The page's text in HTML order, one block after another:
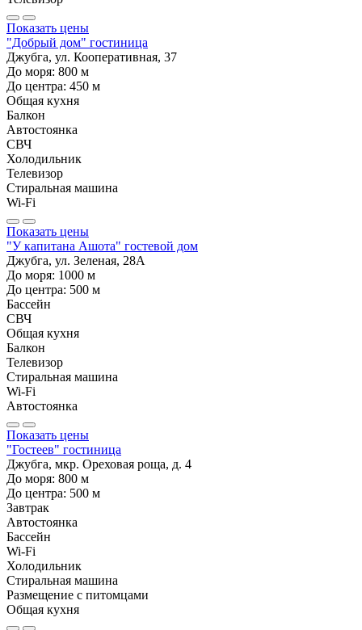
Показать цены
"Добрый дом" гостиница
Джубга, ул. Кооперативная, 37
До моря: 800 м
До центра: 450 м
Общая кухня
Балкон
Автостоянка
СВЧ
Холодильник
Телевизор
Стиральная машина
Wi-Fi
Показать цены
"У капитана Ашота" гостевой дом
Джубга, ул. Зеленая, 28А
До моря: 1000 м
До центра: 500 м
Бассейн
СВЧ
Общая кухня
Балкон
Телевизор
Стиральная машина
Wi-Fi
Автостоянка
Показать цены
"Гостеев" гостиница
Джубга, мкр. Ореховая роща, д. 4
До моря: 800 м
До центра: 500 м
Завтрак
Автостоянка
Бассейн
Wi-Fi
Холодильник
Стиральная машина
Размещение с питомцами
Общая кухня